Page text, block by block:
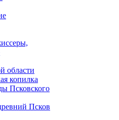
области
копилка
Псковского
Псков